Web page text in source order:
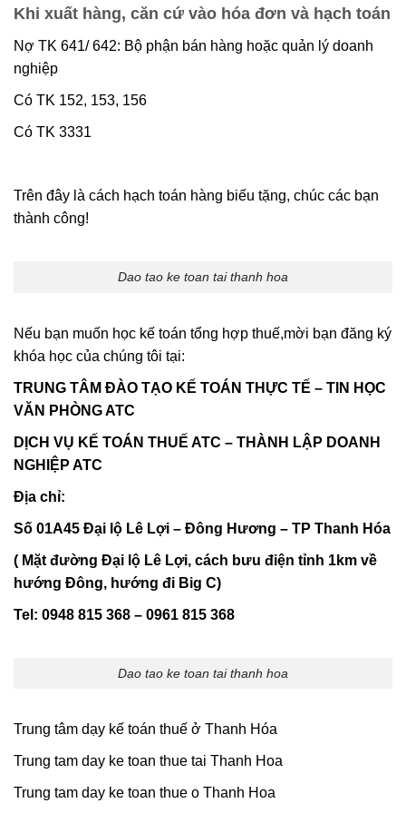
Khi xuất hàng, căn cứ vào hóa đơn và hạch toán
Nợ TK 641/ 642: Bộ phận bán hàng hoặc quản lý doanh
nghiệp
Có TK 152, 153, 156
Có TK 3331
Trên đây là cách hạch toán hàng biếu tặng, chúc các bạn
thành công!
Dao tao ke toan tai thanh hoa
Nếu bạn muốn học kế toán tổng hợp thuế,mời bạn đăng ký
khóa học của chúng tôi tại:
TRUNG TÂM ĐÀO TẠO KẾ TOÁN THỰC TẾ – TIN HỌC
VĂN PHÒNG ATC
DỊCH VỤ KẾ TOÁN THUẾ ATC – THÀNH LẬP DOANH
NGHIỆP ATC
Địa chỉ:
Số 01A45 Đại lộ Lê Lợi – Đông Hương – TP Thanh Hóa
( Mặt đường Đại lộ Lê Lợi, cách bưu điện tỉnh 1km về
hướng Đông, hướng đi Big C)
Tel: 0948 815 368 – 0961 815 368
Dao tao ke toan tai thanh hoa
Trung tâm dạy kế toán thuế ở Thanh Hóa
Trung tam day ke toan thue tai Thanh Hoa
Trung tam day ke toan thue o Thanh Hoa